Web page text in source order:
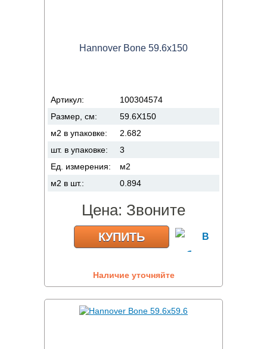
Hannover Bone 59.6x150
Артикул:
100304574
Размер, см:
59.6X150
м2 в упаковке:
2.682
шт. в упаковке:
3
Ед. измерения:
м2
м2 в шт.:
0.894
Цена: Звоните
КУПИТЬ
Наличие уточняйте